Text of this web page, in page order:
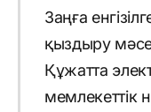
Заңға
қыздыру
Құжатта
мемлекеттік